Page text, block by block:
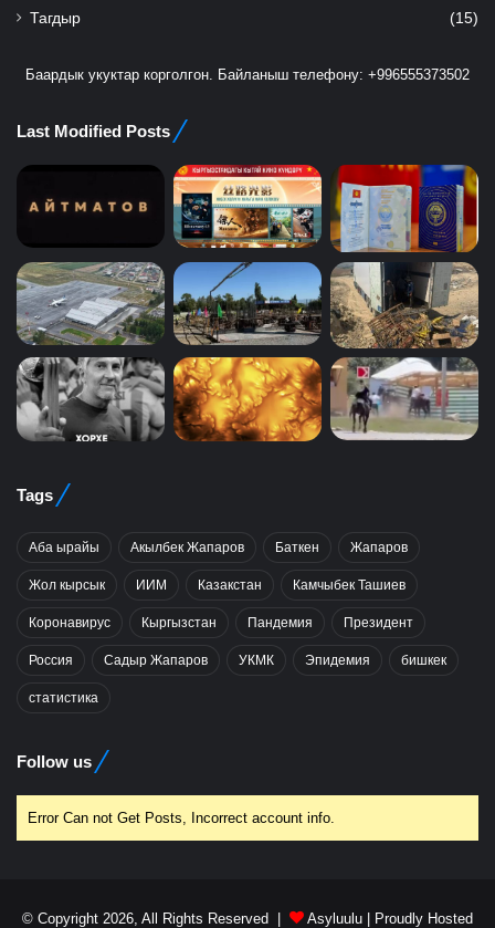
Тагдыр (15)
Баардык укуктар корголгон. Байланыш телефону: +996555373502
Last Modified Posts
Tags
Аба ырайы Акылбек Жапаров Баткен Жапаров
Жол кырсык ИИМ Казакстан Камчыбек Ташиев
Коронавирус Кыргызстан Пандемия Президент
Россия Садыр Жапаров УКМК Эпидемия бишкек
статистика
Follow us
Error Can not Get Posts, Incorrect account info.
© Copyright 2026, All Rights Reserved | Asyluulu | Proudly Hosted